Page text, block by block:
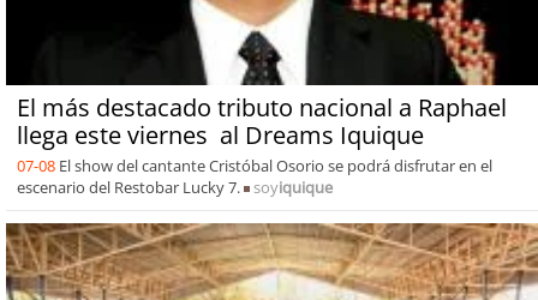
El más destacado tributo nacional a Raphael
llega este viernes al Dreams Iquique
07-08 El show del cantante Cristóbal Osorio se podrá disfrutar en el
escenario del Restobar Lucky 7.
soyiquique